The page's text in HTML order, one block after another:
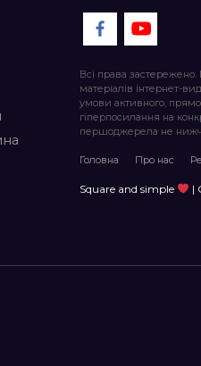
Всі права
матеріалів інтернет-
умови активного,
гіперпосилання на
першоджерела не
Головна Про нас
Square and simple |